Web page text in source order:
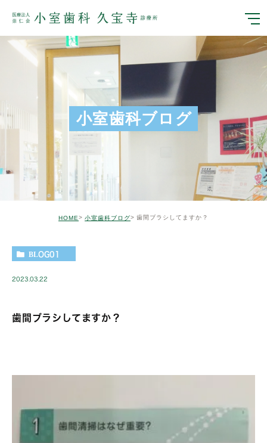
小室歯科ブログ
HOME 小室歯科ブログ 歯間ブラシしてますか？
BLOG01
2023.03.22
歯間ブラシしてますか？